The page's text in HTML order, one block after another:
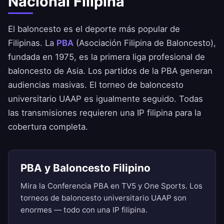
El baloncesto es el deporte más popular de
Filipinas. La PBA (Asociación Filipina de Baloncesto),
fundada en 1975, es la primera liga profesional de
baloncesto de Asia. Los partidos de la PBA generan
audiencias masivas. El torneo de baloncesto
universitario UAAP es igualmente seguido. Todas
las transmisiones requieren una IP filipina para la
cobertura completa.
PBA y Baloncesto Filipino
Mira la Conferencia PBA en TV5 y One Sports. Los
torneos de baloncesto universitario UAAP son
enormes — todo con una IP filipina.